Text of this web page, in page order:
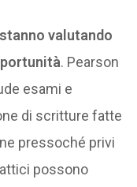
valutando
. Pearson
esami e
di scritture fatte
pressoché privi
possono